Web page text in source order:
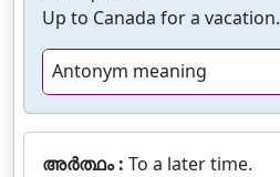
Up to Canada for a vacation.
Antonym meaning
അർത്ഥം : To a later time.